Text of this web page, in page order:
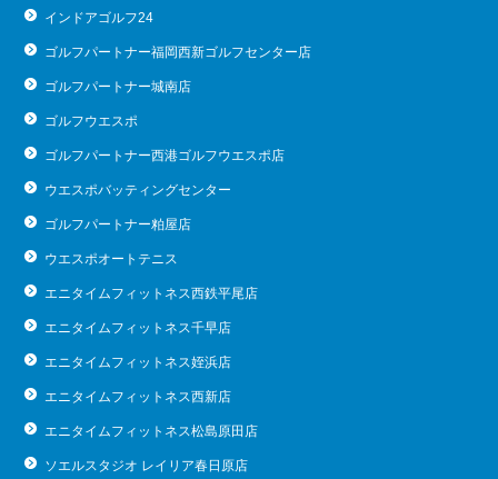
インドアゴルフ24
ゴルフパートナー福岡西新ゴルフセンター店
ゴルフパートナー城南店
ゴルフウエスポ
ゴルフパートナー西港ゴルフウエスポ店
ウエスポバッティングセンター
ゴルフパートナー粕屋店
ウエスポオートテニス
エニタイムフィットネス西鉄平尾店
エニタイムフィットネス千早店
エニタイムフィットネス姪浜店
エニタイムフィットネス西新店
エニタイムフィットネス松島原田店
ソエルスタジオ レイリア春日原店